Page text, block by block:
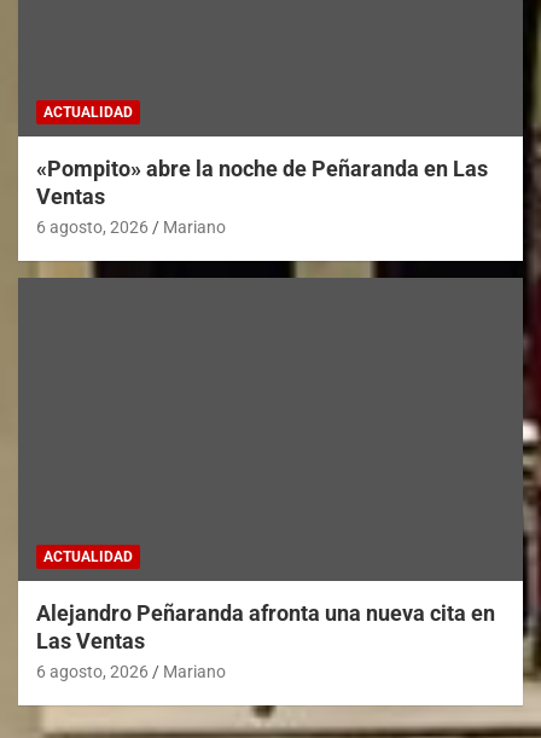
ACTUALIDAD
«Pompito» abre la noche de Peñaranda en Las
Ventas
6 agosto, 2026 Mariano
ACTUALIDAD
Alejandro Peñaranda afronta una nueva cita en
Las Ventas
6 agosto, 2026 Mariano